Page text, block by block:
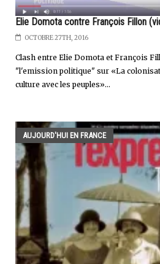
Elie Domota contre François Fillon
OCTOBRE 27TH, 2016
Clash entre Elie Domota et François
"l'emission politique" sur «La
culture avec les peuples»...
AUJOURD'HUI EN FRANCE